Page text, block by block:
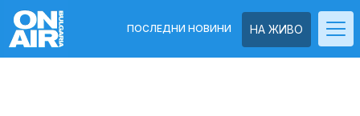
НА ЖИВО
ПОСЛЕДНИ НОВИНИ